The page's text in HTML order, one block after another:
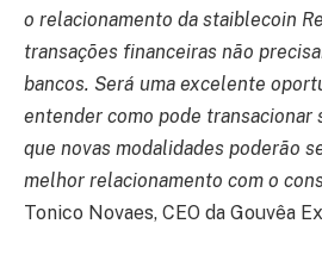
o relacionamento da staiblecoin
transações financeiras não
bancos. Será uma excelente
entender como pode transacionar
que novas modalidades poderão
melhor relacionamento com o
Tonico Novaes, CEO da Gouvêa